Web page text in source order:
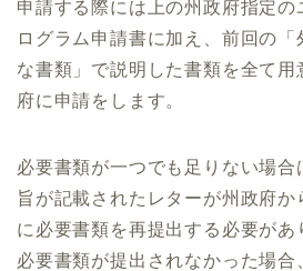
申請する際には上の州政府指定
ログラム申請書に加え、前回の
な書類」で説明した書類を全て用
府に申請をします。
必要書類が一つでも足りない場合
旨が記載されたレターが州政府
に必要書類を再提出する必要があ
必要書類が提出されなかった場合